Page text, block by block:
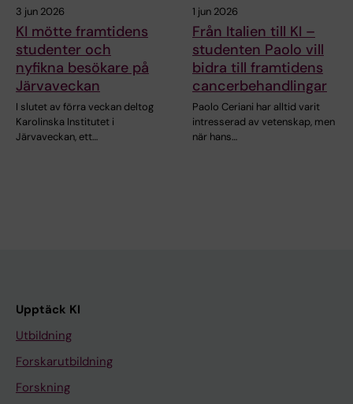
3 jun 2026
KI mötte framtidens
studenter och
nyfikna besökare på
Järvaveckan
I slutet av förra veckan deltog
Karolinska Institutet i
Järvaveckan, ett…
1 jun 2026
Från Italien till KI –
studenten Paolo vill
bidra till framtidens
cancerbehandlingar
Paolo Ceriani har alltid varit
intresserad av vetenskap, men
när hans…
Upptäck KI
Utbildning
Forskarutbildning
Forskning